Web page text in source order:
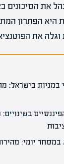
את הסיכונים
היא הפתרון
וגלה את
במניות בישראל:
במסחר יומי: